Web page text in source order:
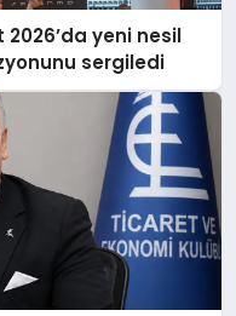
yeni nesil
sergiledi